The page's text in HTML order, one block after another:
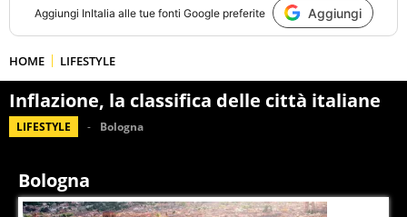
Aggiungi InItalia alle tue fonti Google preferite Aggiungi
HOME LIFESTYLE
Inflazione, la classifica delle città italiane
LIFESTYLE Bologna
Bologna